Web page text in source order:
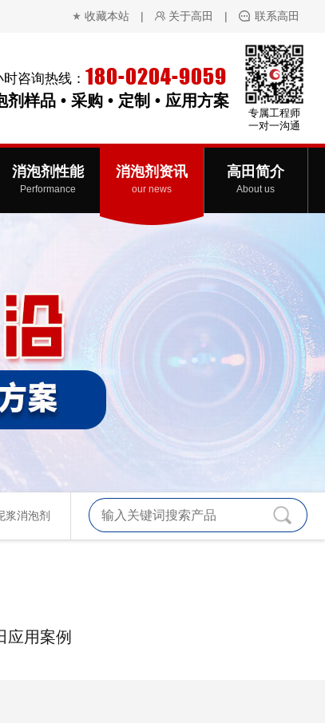
收藏本站 | 关于高田 | 联系高田
时咨询热线： 180-0204-9059
剂样品 • 采购 • 定制 • 应用方案
专属工程师
一对一沟通
消泡剂性能
Performance
消泡剂资讯
our news
高田简介
About us
浆消泡剂
应用案例